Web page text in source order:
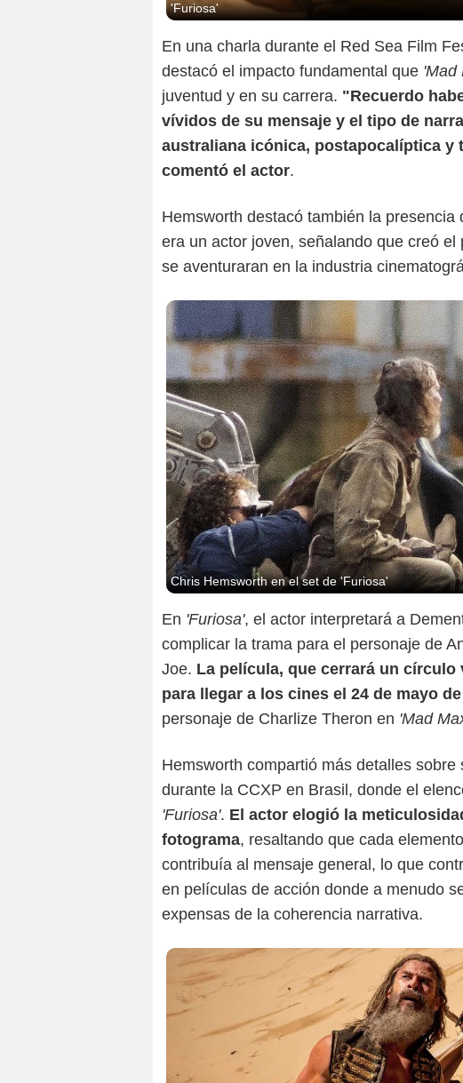
'Furiosa'
En una charla durante el Red Sea Film
destacó el impacto fundamental que 'Mad
juventud y en su carrera. "Recuerdo
vívidos de su mensaje y el tipo de
australiana icónica, postapocalíptica y
comentó el actor.
Hemsworth destacó también la
era un actor joven, señalando que creó
se aventuraran en la industria
Chris Hemsworth en el set de 'Furiosa'
En 'Furiosa', el actor interpretará a
complicar la trama para el personaje de
Joe. La película, que cerrará un
para llegar a los cines el 24 de mayo de
personaje de Charlize Theron en 'Mad
Hemsworth compartió más detalles
durante la CCXP en Brasil, donde el
'Furiosa'. El actor elogió la
fotograma, resaltando que cada
contribuía al mensaje general, lo que
en películas de acción donde a menudo
expensas de la coherencia narrativa.
Warner